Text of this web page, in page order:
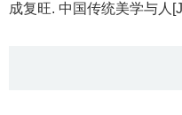
成复旺. 中国传统美学与人